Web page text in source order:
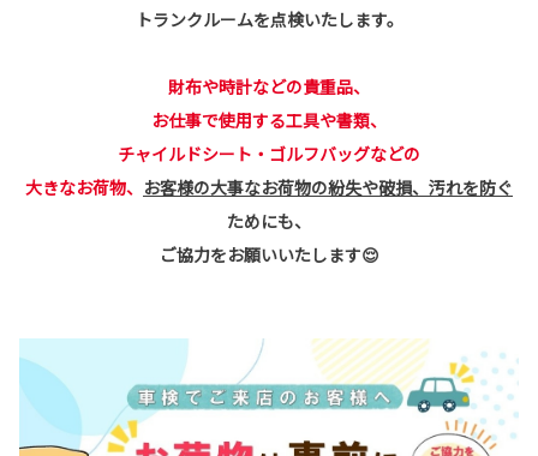
トランクルームを点検いたします。
財布や時計などの貴重品、
お仕事で使用する工具や書類、
チャイルドシート・ゴルフバッグなどの
大きなお荷物、 お客様の大事なお荷物の紛失や破損、汚れを防ぐ
ためにも、
ご協力をお願いいたします😌